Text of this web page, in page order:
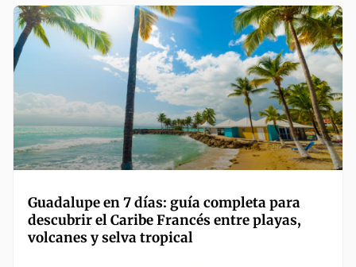
Guadalupe en 7 días: guía completa para
descubrir el Caribe Francés entre playas,
volcanes y selva tropical